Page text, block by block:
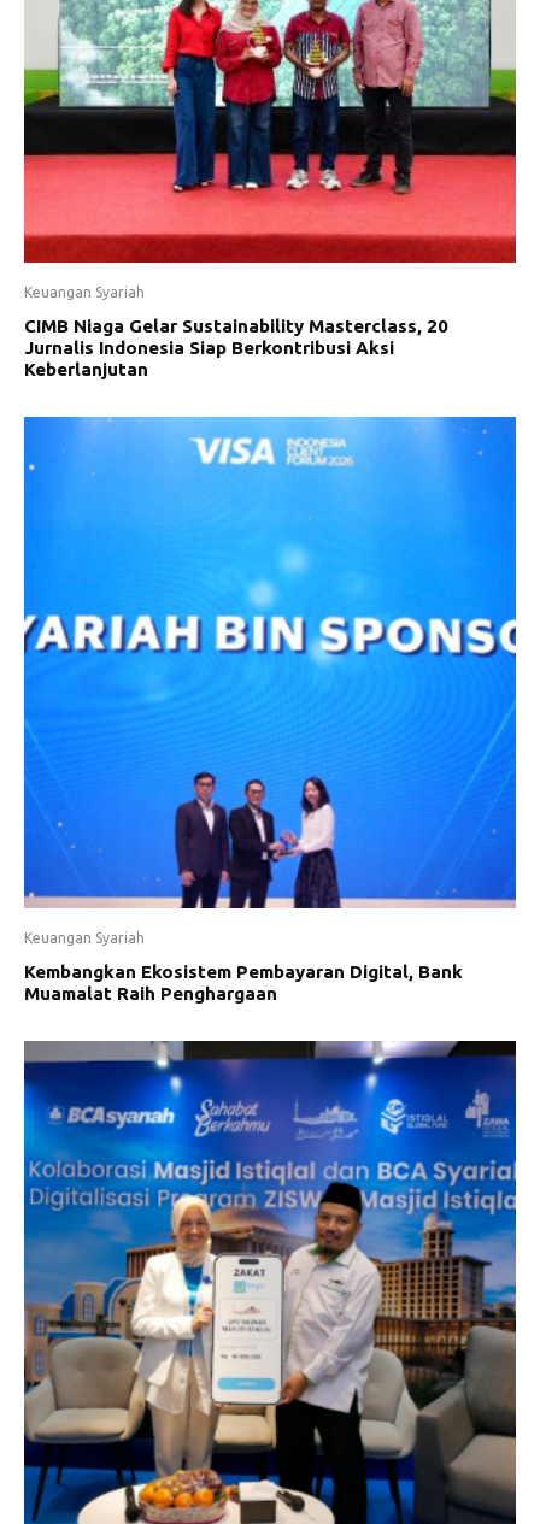
Keuangan Syariah
CIMB Niaga Gelar Sustainability Masterclass, 20
Jurnalis Indonesia Siap Berkontribusi Aksi
Keberlanjutan
Keuangan Syariah
Kembangkan Ekosistem Pembayaran Digital, Bank
Muamalat Raih Penghargaan